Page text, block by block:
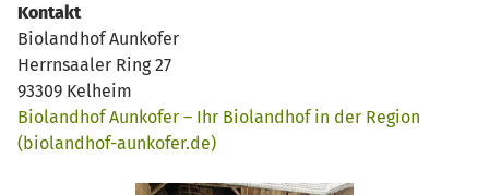
Kontakt
Biolandhof Aunkofer
Herrnsaaler Ring 27
93309 Kelheim
Biolandhof Aunkofer – Ihr Biolandhof in der Region
(biolandhof-aunkofer.de)